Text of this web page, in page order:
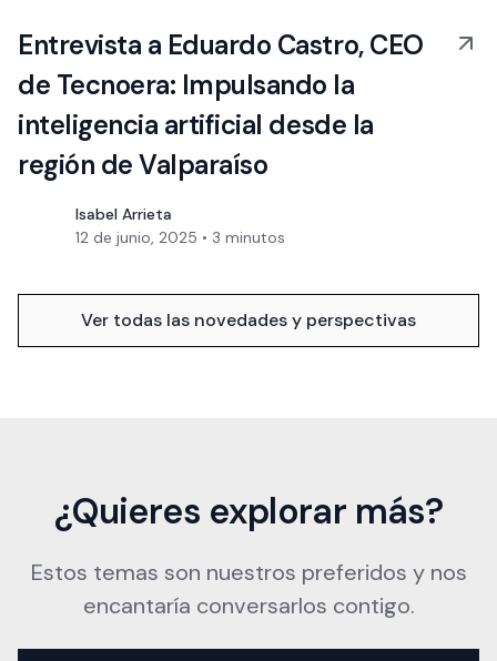
Entrevista a Eduardo Castro, CEO
de Tecnoera: Impulsando la
inteligencia artificial desde la
región de Valparaíso
Isabel Arrieta
12 de junio, 2025 • 3 minutos
Ver todas las novedades y perspectivas
¿Quieres explorar más?
Estos temas son nuestros preferidos y nos
encantaría conversarlos contigo.